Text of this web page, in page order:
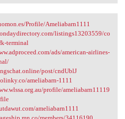
Profile
Profile/Ameliabarn1111
listings13203559/co
terminal
ads/american-airlines-
post/cndUblJ
ameliabarn-1111
profile/ameliabarn11119
ameliabarn1111